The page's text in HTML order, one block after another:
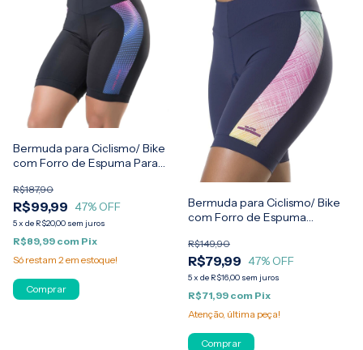
Bermuda para Ciclismo/ Bike
com Forro de Espuma Para
R$99,99
R$187,90
47% OFF
5x de R$20,00 sem juros
R$89,99 com Pix
Só restam 2em estoque!
Comprar
Bermuda para Ciclismo/ Bike
com Forro de Espuma
R$79,99
R$149,90
47% OFF
5x de R$16,00 sem juros
R$71,99 com Pix
Atenção, última peça!
Comprar